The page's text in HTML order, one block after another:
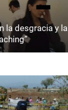
la desgracia y la